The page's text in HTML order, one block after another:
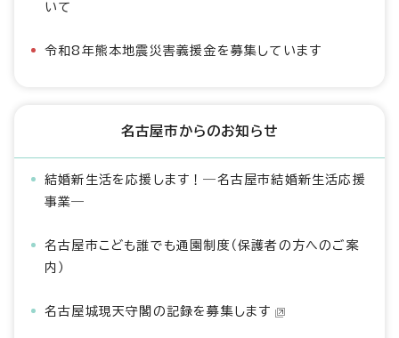
いて
令和8年熊本地震災害義援金を募集しています
名古屋市からのお知らせ
結婚新生活を応援します！―名古屋市結婚新生活応援
事業―
名古屋市こども誰でも通園制度（保護者の方へのご案
内）
名古屋城現天守閣の記録を募集します